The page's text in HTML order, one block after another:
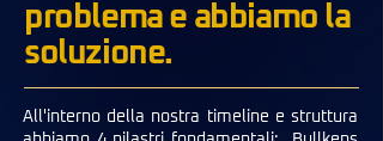
problema e abbiamo la
soluzione.
All'interno della nostra timeline e struttura